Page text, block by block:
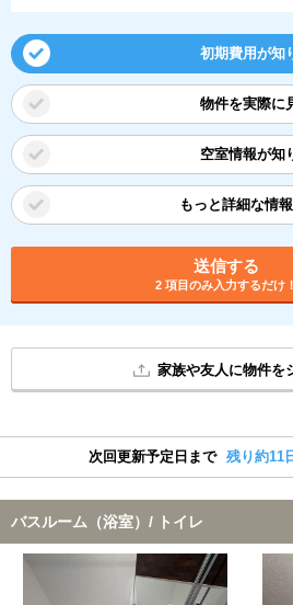
初期費用が知
物件を実際に
空室情報が知
もっと詳細な情
送信する
2 項目のみ入力するだけ！
家族や友人に物件を
次回更新予定日まで 残り約11
バスルーム（浴室）/ トイレ